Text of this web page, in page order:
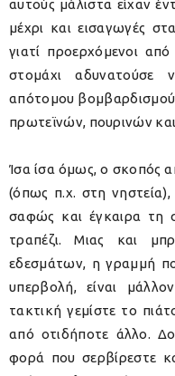
αυτούς μάλιστα είχαν
μέχρι και εισαγωγές
γιατί προερχόμενοι
στομάχι αδυνατούσε
απότομου
πρωτεϊνών, πουρινών
Ίσα ίσα όμως, ο σκοπός
(όπως π.χ. στη
σαφώς και έγκαιρα τη
τραπέζι. Μιας και
εδεσμάτων, η γραμμή
υπερβολή, είναι
τακτική γεμίστε το
από οτιδήποτε άλλο.
φορά που σερβίρεστε